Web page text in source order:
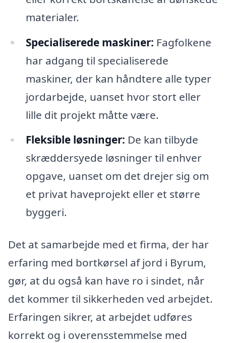
materialer.
Specialiserede maskiner: Fagfolkene
har adgang til specialiserede
maskiner, der kan håndtere alle typer
jordarbejde, uanset hvor stort eller
lille dit projekt måtte være.
Fleksible løsninger: De kan tilbyde
skræddersyede løsninger til enhver
opgave, uanset om det drejer sig om
et privat haveprojekt eller et større
byggeri.
Det at samarbejde med et firma, der har
erfaring med bortkørsel af jord i Byrum,
gør, at du også kan have ro i sindet, når
det kommer til sikkerheden ved arbejdet.
Erfaringen sikrer, at arbejdet udføres
korrekt og i overensstemmelse med